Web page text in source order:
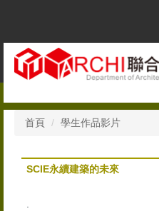
要
內
首頁 學生作品影片
SCIE永續建築的未來
.